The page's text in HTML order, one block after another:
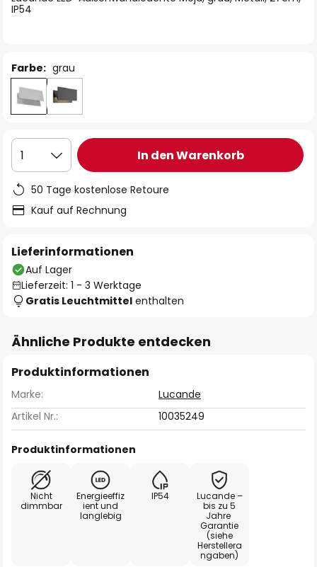
IP54
Farbe: grau
1 In den Warenkorb
50 Tage kostenlose Retoure
Kauf auf Rechnung
Lieferinformationen
Auf Lager
Lieferzeit: 1 - 3 Werktage
Gratis Leuchtmittel enthalten
Ähnliche Produkte entdecken
Produktinformationen
Marke:
Lucande
Artikel Nr.:
10035249
Produktinformationen
Nicht
dimmbar
Energieeffiz
ient und
langlebig
IP54
Lucande –
bis zu 5
Jahre
Garantie
(siehe
Herstellera
ngaben)